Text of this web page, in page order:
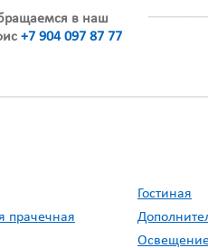
в наш
+7 904 097 87 77
Гостиная
прачечная